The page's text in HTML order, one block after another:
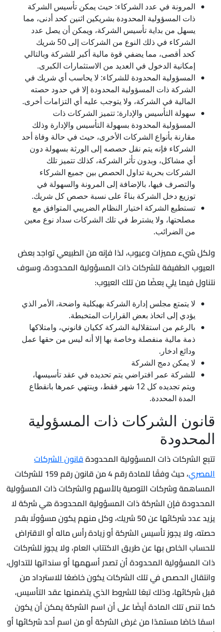
المرونة في عدد الشركاء: حيث يمكن تأسيس الشركة
ذات المسؤولية المحدودة بشريكين اثنين كحد أدنى، مما
يسهل من بداية تأسيس الشركة، ويمكن أن يصل عدد
الشركاء في ذلك النوع من الشركات إلى 50 شريك
كحد أقصى، مما يضفي قوة مالية أكبر للشركة وبالتالي
إمكانية الدخول في العديد من الاستثمارات الكبرى.
المسؤولية المحدودة للشركاء: لا يحاسب أي شريك في
الشركة ذات المسؤولية المحدودة إلا في حدود حصته
المالية في الشركة، ولا يتوجب عليه أي التزامات أخرى.
سهولة التأسيس والإدارة: تتميز الشركات ذات
المسؤولية المحدودة بسهولة التأسيس والإدارة وذلك
مقارنة بأنواع الشركات الأخرى، حيث في حالة وفاة أحد
الشركاء فإنه يتم نقل حصصه إلى الورثة بسهولة دون
أي مشاكل، وبدون تأثر الشركة، كذلك تتميز تلك
الشركات بحرية تداول الحصص بين جميع الشركاء
والتصرف فيها، بالإضافة إلى المرونة والسهولة في
توزيع دخل الشركة بناءً على نسبة حصص كل شريك.
تستطيع الشركة اختيار النظام الضريبي المتوافق مع
مصلحتها، ولا يشترط في تلك الشركات سداد نوع معين
من الضرائب.
ولكل شيء مميزات وعيوب، لذا فإنه من الطبيعي تواجد بعض
العيوب الطفيفة للشركات ذات المسؤولية المحدودة، وسوف
نتناول فيما يلي بعضًا من تلك العيوب:
لا يتمتع مجلس إدارة الشركة بهيكلية واضحة، الأمر الذي
يؤدي إلى اتخاذ بعض القرارات المتخبطة.
بالرغم من استقلالية الشركة ككيان قانوني، وامتلاكها
ذمة مالية منفصلة وخاصة بها إلا أنه ليس من حقها عمل
ودائع ادخار.
لا يمكن دمج الشركة
للشركة عمر افتراضي يتم تحديده في عقد تأسيسها،
ويتم تجديده كل 12 شهر فقط، وينتهي عمرها بانقطاع
المدة المحددة.
قانون الشركات ذات المسؤولية
المحدودة
تتبع الشركات ذات المسؤولية المحدودةقانون الشركات
المصري
، حيث وفقًا للمادة رقم 4 من قانون رقم 159 للشركات
المساهمة وشركات التوصية بالأسهم والشركات ذات المسؤولية
المحدودة فإن الشركة ذات المسؤولية المحدودة هي شركة لا
يزيد عدد شركائها عن 50 شريك، وكل منهم يكون مسؤولًا بقدر
حصته، ولا يجوز تأسيس الشركة أو زيادة رأس ماله أو الاقتراض
للحساب الخاص بها عن طريق الاكتتاب العام، ولا يجوز للشركات
ذات المسؤولية المحدودة أن تصدر أسهمها أو سنداتها للتداول،
وانتقال الحصص في تلك الشركات يكون خاضعًا للاسترداد من
قبل شركائها، وذلك تبعًا للشروط الذي يتضمنها عقد التأسيس،
كما تنص تلك المادة أيضًا على أن اسم الشركة يمكن أن يكون
اسمًا خاصًا مستمدًا من غرض الشركة أو من اسم أحد شركائها أو